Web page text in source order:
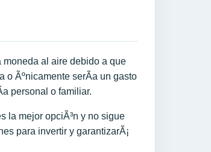
al aire debido a que
o Ãºnicamente serÃ­a un gasto
personal o familiar.
la mejor opciÃ³n y no sigue
para invertir y garantizarÃ¡